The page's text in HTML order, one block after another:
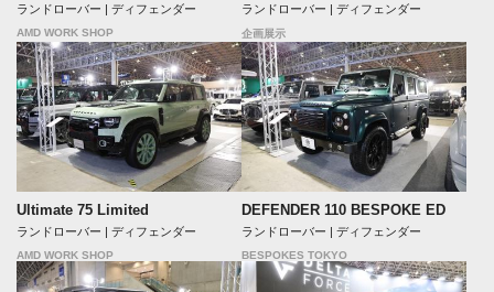
ランドローバー | ディフェンダー
AMD WORK SHOP
ランドローバー | ディフェンダー
企画展示
Ultimate 75 Limited
ランドローバー | ディフェンダー
AMD WORK SHOP
DEFENDER 110 BESPOKE ED
ランドローバー | ディフェンダー
BESPOKES TOKYO